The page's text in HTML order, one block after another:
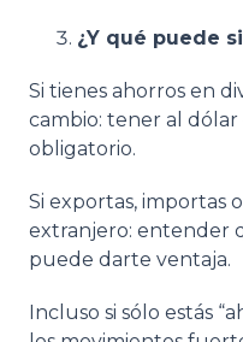
¿Y qué puede
Si tienes ahorros en
cambio: tener al dólar
obligatorio.
Si exportas, importas
extranjero: entender
puede darte ventaja.
Incluso si sólo estás